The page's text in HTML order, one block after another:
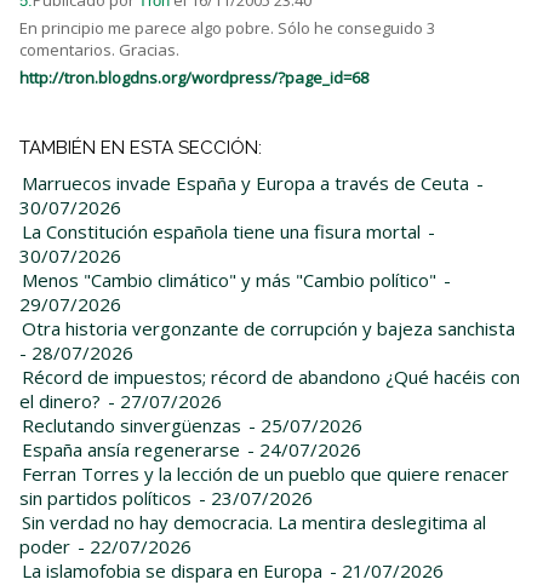
En principio me parece algo pobre. Sólo he conseguido 3
comentarios. Gracias.
http://tron.blogdns.org/wordpress/?page_id=68
TAMBIÉN EN ESTA SECCIÓN:
Marruecos invade España y Europa a través de Ceuta -
30/07/2026
La Constitución española tiene una fisura mortal -
30/07/2026
Menos "Cambio climático" y más "Cambio político" -
29/07/2026
Otra historia vergonzante de corrupción y bajeza sanchista
- 28/07/2026
Récord de impuestos; récord de abandono ¿Qué hacéis con
el dinero? - 27/07/2026
Reclutando sinvergüenzas - 25/07/2026
España ansía regenerarse - 24/07/2026
Ferran Torres y la lección de un pueblo que quiere renacer
sin partidos políticos - 23/07/2026
Sin verdad no hay democracia. La mentira deslegitima al
poder - 22/07/2026
La islamofobia se dispara en Europa - 21/07/2026